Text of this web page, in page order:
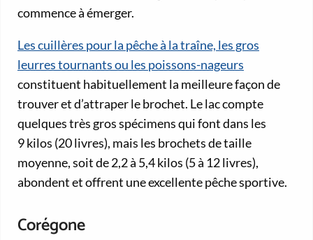
commence à émerger.
Les cuillères pour la pêche à la traîne, les gros
leurres tournants ou les poissons-nageurs
constituent habituellement la meilleure façon de
trouver et d’attraper le brochet. Le lac compte
quelques très gros spécimens qui font dans les
9 kilos (20 livres), mais les brochets de taille
moyenne, soit de 2,2 à 5,4 kilos (5 à 12 livres),
abondent et offrent une excellente pêche sportive.
Corégone